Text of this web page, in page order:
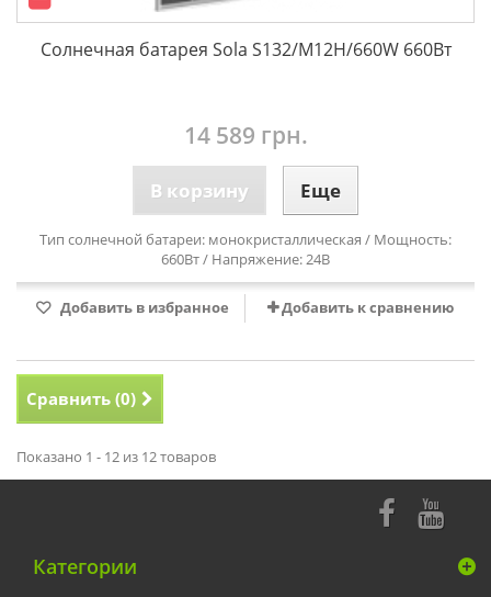
Солнечная батарея Sola S132/M12H/660W 660Вт
14 589 грн.
В корзину Еще
Тип солнечной батареи: монокристаллическая / Мощность:
660Вт / Напряжение: 24В
Добавить в избранное Добавить к сравнению
Сравнить (0)
Показано 1 - 12 из 12 товаров
Категории